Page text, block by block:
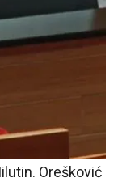
Orešković